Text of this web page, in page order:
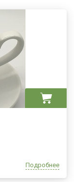
Подробнее